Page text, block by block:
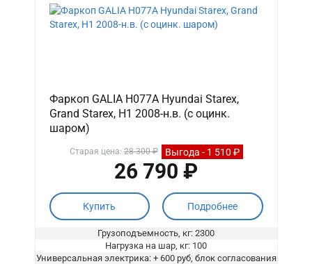
Фаркоп GALIA H077A Hyundai Starex,
Grand Starex, H1 2008-н.в. (с оцинк.
шаром)
Старая цена:28 300 ₽ Выгода - 1 510 ₽
26 790 ₽
Купить Подробнее
Грузоподъемность, кг: 2300
Нагрузка на шар, кг: 100
Универсальная электрика: + 600 руб, блок согласования